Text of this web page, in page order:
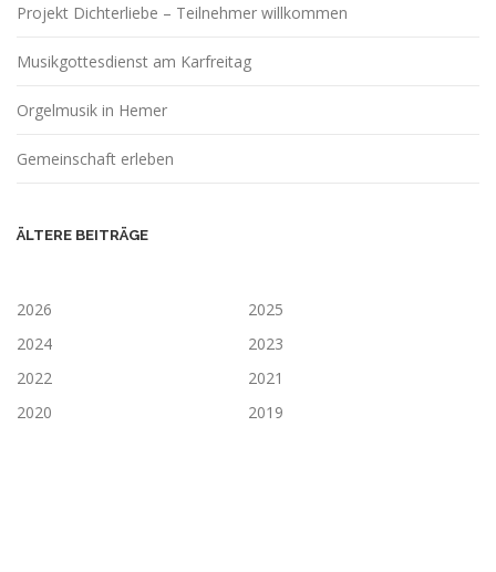
Projekt Dichterliebe – Teilnehmer willkommen
Musikgottesdienst am Karfreitag
Orgelmusik in Hemer
Gemeinschaft erleben
ÄLTERE BEITRÄGE
2026
2025
2024
2023
2022
2021
2020
2019